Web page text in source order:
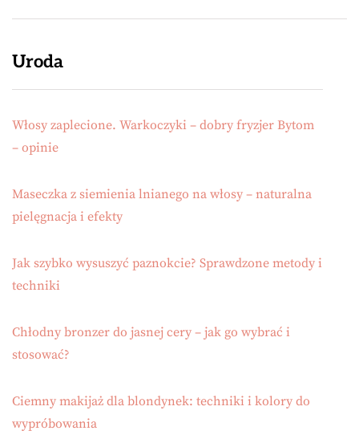
Uroda
Włosy zaplecione. Warkoczyki – dobry fryzjer Bytom
– opinie
Maseczka z siemienia lnianego na włosy – naturalna
pielęgnacja i efekty
Jak szybko wysuszyć paznokcie? Sprawdzone metody i
techniki
Chłodny bronzer do jasnej cery – jak go wybrać i
stosować?
Ciemny makijaż dla blondynek: techniki i kolory do
wypróbowania